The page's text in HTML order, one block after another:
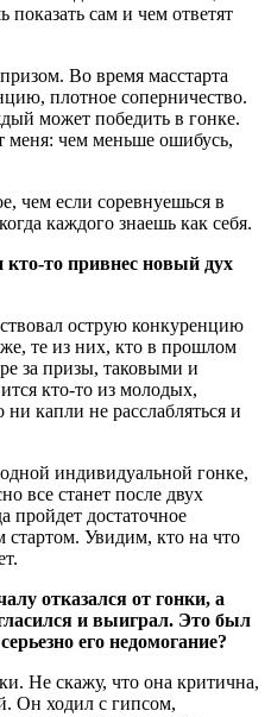
сам и чем ответят
Во время масстарта
плотное соперничество.
может победить в гонке.
меня: чем меньше ошибусь,
чем если соревнуешься в
каждого знаешь как себя.
то привнес новый дух
острую конкуренцию
те из них, кто в прошлом
за призы, таковыми и
кто-то из молодых,
капли не расслабляться и
индивидуальной гонке,
все станет после двух
пройдет достаточное
стартом. Увидим, кто на что
отказался от гонки, а
и выиграл. Это был
его недомогание?
Не скажу, что она критична,
Он ходил с гипсом,